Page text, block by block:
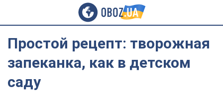
Простой рецепт: творожная
запеканка, как в детском
саду